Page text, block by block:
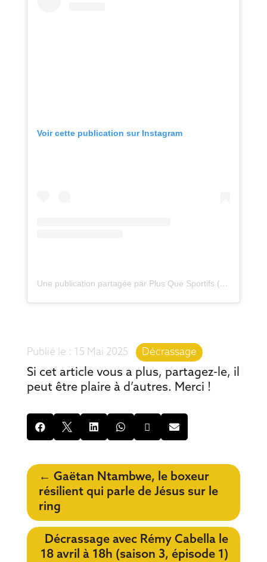
Voir cette publication sur Instagram
Une publication partagée par Plus Que Sportifs (@plusquesportifs)
15 Mai 2025 Décrassage
Si cet article vous a plus, partagez-le, il
peut être plaire à d’autres. Merci !
     
← Gaëtan Ntambwe, le boxeur
résilient qui parle de Jésus sur le
ring
Décrassage avec Rémy Cabella le
18 avril à 18h (saison 3, épisode 1)